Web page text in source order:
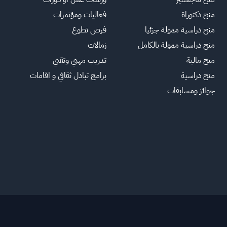
منح دكتوراة
منح دراسية ممولة جزئيا
منح دراسية ممولة بالكامل
منح مالية
منح دراسية
جوائز ومسابقات
فعاليات ومؤتمرات
فرص تطوع
زمالات
تدريب مهني وتقني
برامج تبادل ثقافي و اقامات